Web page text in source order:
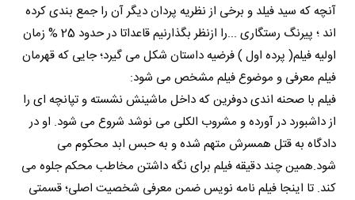
آنچه که سید فیلد و برخی از نظریه پردان دیگر آن را جمع بندی کرده
اند ؛ پیرنگ رستگاری ...را ازنظر بگذارنیم قاعداتا در حدود 25 % زمان
اولیه فیلم( پرده اول ) فرضیه داستان شکل می گیرد؛ جایی که قهرمان
فیلم معرفی و موضوع فیلم مشخص می شود:
فیلم با صحنه اندی دوفرین که داخل ماشینش نشسته و تپانچه ای را
از داشبورد در آورده و مشروب الکلی می نوشد شروع می شود. او در
دادگاه به قتل همسرش متهم شده و به حبس ابد محکوم می
شود.همین چند دقیقه فیلم برای نگه داشتن مخاطب محکم جلوه می
کند. تا اینجا فیلم نامه نویس ضمن معرفی شخصیت اصلی؛ قسمتی